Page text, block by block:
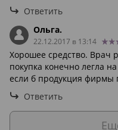
Ответить
Ольга.
22.12.2017 в 13:14
Хорошее средство. Врач
покупка конечно легла
если б продукция фирмы
Ответить